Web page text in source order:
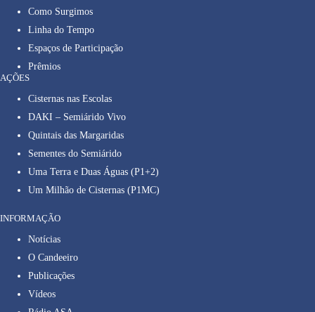
Como Surgimos
Linha do Tempo
Espaços de Participação
Prêmios
AÇÕES
Cisternas nas Escolas
DAKI – Semiárido Vivo
Quintais das Margaridas
Sementes do Semiárido
Uma Terra e Duas Águas (P1+2)
Um Milhão de Cisternas (P1MC)
INFORMAÇÃO
Notícias
O Candeeiro
Publicações
Vídeos